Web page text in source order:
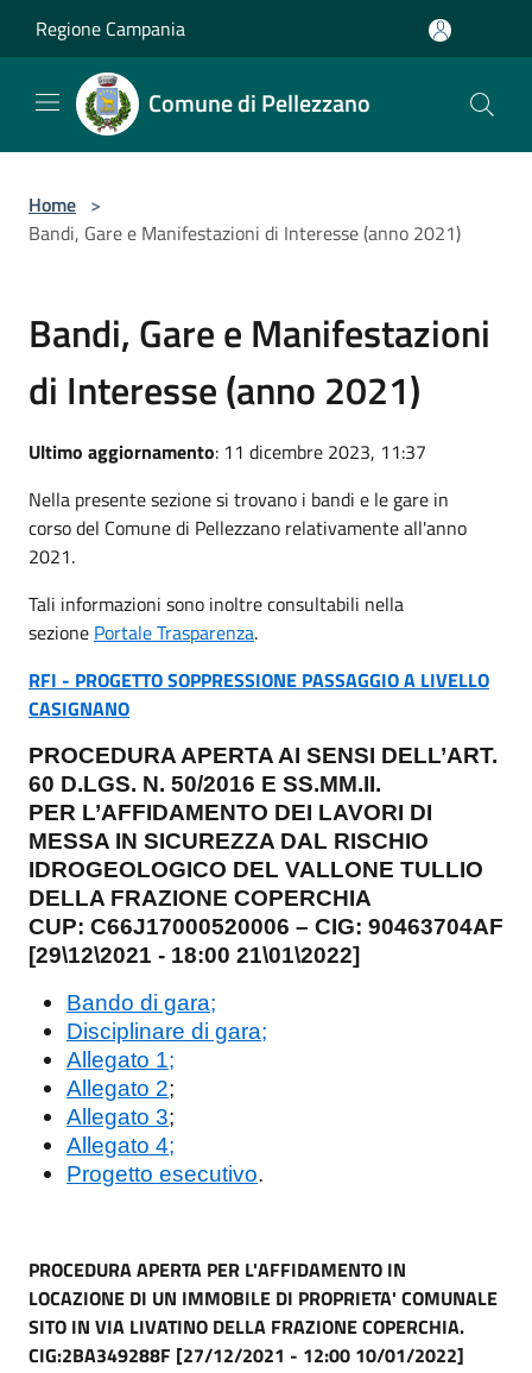
Regione Campania
Comune di Pellezzano
Home >
Bandi, Gare e Manifestazioni di Interesse (anno 2021)
Bandi, Gare e Manifestazioni
di Interesse (anno 2021)
Ultimo aggiornamento: 11 dicembre 2023, 11:37
Nella presente sezione si trovano i bandi e le gare in
corso del Comune di Pellezzano relativamente all'anno
2021.
Tali informazioni sono inoltre consultabili nella
sezione Portale Trasparenza.
RFI - PROGETTO SOPPRESSIONE PASSAGGIO A LIVELLO
CASIGNANO
PROCEDURA APERTA AI SENSI DELL’ART.
60 D.LGS. N. 50/2016 E SS.MM.II.
PER L’AFFIDAMENTO DEI LAVORI DI
MESSA IN SICUREZZA DAL RISCHIO
IDROGEOLOGICO DEL VALLONE TULLIO
DELLA FRAZIONE COPERCHIA
CUP: C66J17000520006 – CIG: 90463704AF
[29\12\2021 - 18:00 21\01\2022]
Bando di gara;
Disciplinare di gara;
Allegato 1;
Allegato 2;
Allegato 3;
Allegato 4;
Progetto esecutivo.
PROCEDURA APERTA PER L'AFFIDAMENTO IN
LOCAZIONE DI UN IMMOBILE DI PROPRIETA' COMUNALE
SITO IN VIA LIVATINO DELLA FRAZIONE COPERCHIA.
CIG:2BA349288F [27/12/2021 - 12:00 10/01/2022]